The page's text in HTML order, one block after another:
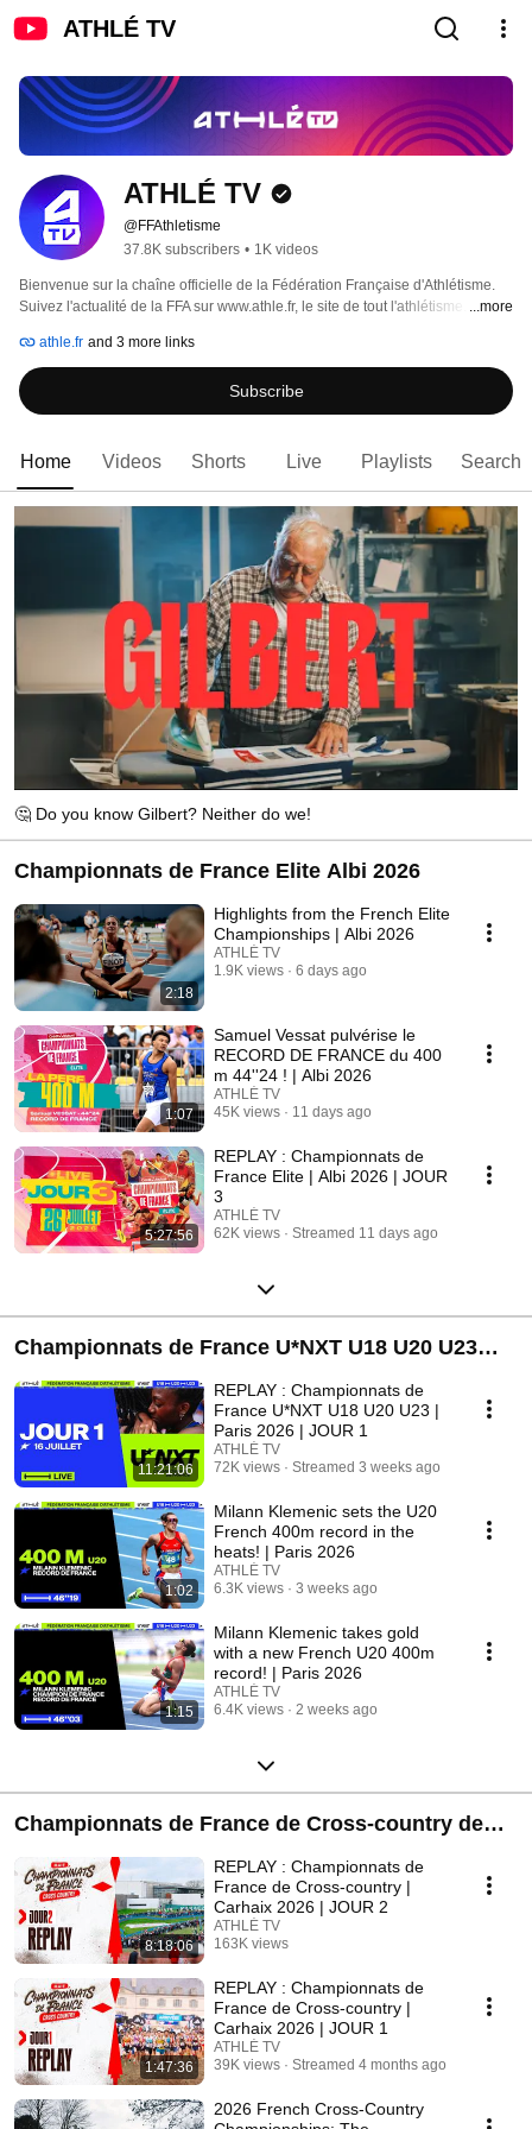
ATHLÉ TV
ATHLÉ TV
@FFAthletisme
37.8K subscribers • 1K videos
Bienvenue sur la chaîne officielle de la Fédération Française d'Athlétisme.
Suivez l'actualité de la FFA sur www.athle.fr, le site de tout l'athlétisme. ...more
athle.fr and 3 more links
Subscribe
Home Videos Shorts Live Playlists Search
🤔 Do you know Gilbert? Neither do we!
Championnats de France Elite Albi 2026
2:18
Highlights from the French Elite
Championships | Albi 2026
ATHLÉ TV
1.9K views
6 days ago
1:07
Samuel Vessat pulvérise le
RECORD DE FRANCE du 400
m 44''24 ! | Albi 2026
ATHLÉ TV
45K views
11 days ago
5:27:56
REPLAY : Championnats de
France Elite | Albi 2026 | JOUR
3
ATHLÉ TV
62K views
Streamed 11 days ago
Championnats de France U*NXT U18 U20 U23
Paris 2026
11:21:06
REPLAY : Championnats de
France U*NXT U18 U20 U23 |
Paris 2026 | JOUR 1
ATHLÉ TV
72K views
Streamed 3 weeks ago
1:02
Milann Klemenic sets the U20
French 400m record in the
heats! | Paris 2026
ATHLÉ TV
6.3K views
3 weeks ago
1:15
Milann Klemenic takes gold
with a new French U20 400m
record! | Paris 2026
ATHLÉ TV
6.4K views
2 weeks ago
Championnats de France de Cross-country de
Carhaix 2026
8:18:06
REPLAY : Championnats de
France de Cross-country |
Carhaix 2026 | JOUR 2
ATHLÉ TV
163K views
1:47:36
REPLAY : Championnats de
France de Cross-country |
Carhaix 2026 | JOUR 1
ATHLÉ TV
39K views
Streamed 4 months ago
2026 French Cross-Country